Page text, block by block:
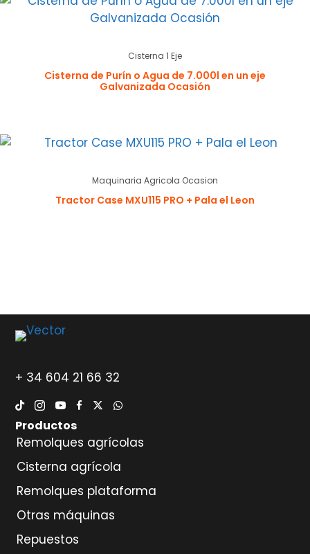
Cisterna 1 Eje
Cisterna de Purín o Agua de 7.000l en un eje
Galvanizada Ocasión
Maquinaria Agricola Ocasion
Tractor Case MXU115 PRO + Pala el Leon
+ 34 604 21 66 32
Productos
Remolques agrícolas
Cisterna agrícola
Remolques plataforma
Otras máquinas
Repuestos